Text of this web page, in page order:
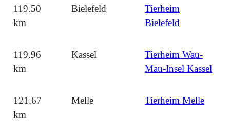
119.50
km
Bielefeld
Tierheim
Bielefeld
119.96
km
Kassel
Tierheim Wau-
Mau-Insel Kassel
121.67
km
Melle Tierheim Melle